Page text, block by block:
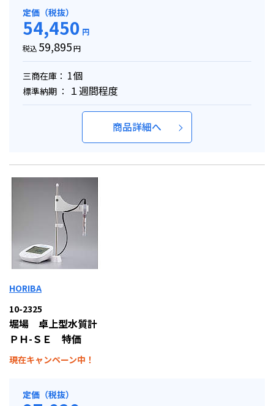
定価（税抜）
54,450 円
税込 59,895円
三商在庫： 1個
標準納期 ： １週間程度
商品詳細へ
HORIBA
10-2325
堀場 卓上型水質計
ＰＨ-ＳＥ 特価
現在キャンペーン中！
定価（税抜）